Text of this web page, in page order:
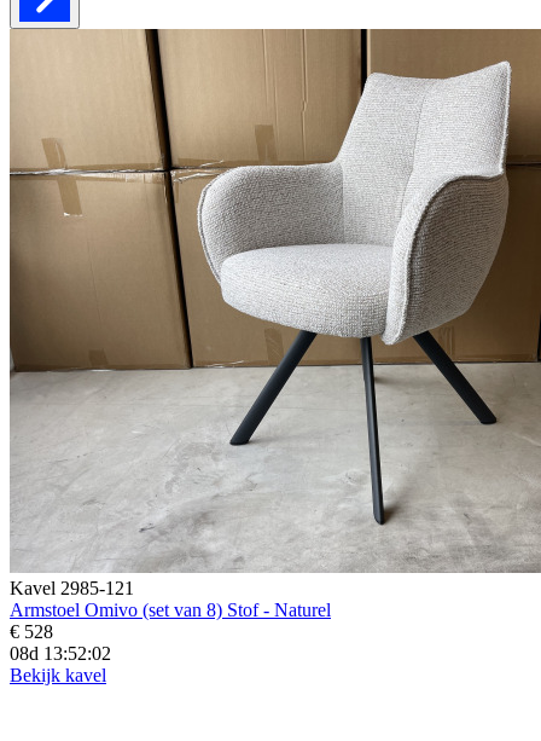
Kavel 2985-121
Armstoel Omivo (set van 8) Stof - Naturel
€ 528
08d 13:52:01
Bekijk kavel